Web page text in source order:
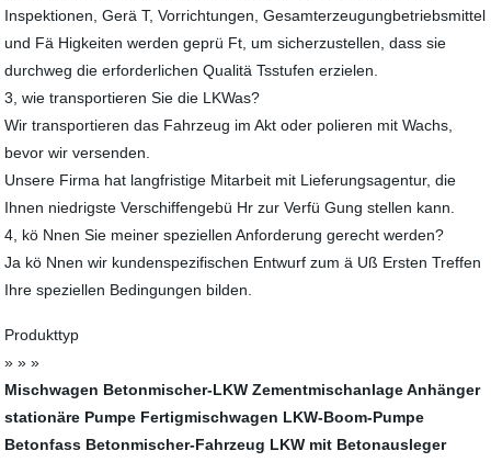
Inspektionen, Gerä T, Vorrichtungen, Gesamterzeugungbetriebsmittel
und Fä Higkeiten werden geprü Ft, um sicherzustellen, dass sie
durchweg die erforderlichen Qualitä Tsstufen erzielen.
3, wie transportieren Sie die LKWas?
Wir transportieren das Fahrzeug im Akt oder polieren mit Wachs,
bevor wir versenden.
Unsere Firma hat langfristige Mitarbeit mit Lieferungsagentur, die
Ihnen niedrigste Verschiffengebü Hr zur Verfü Gung stellen kann.
4, kö Nnen Sie meiner speziellen Anforderung gerecht werden?
Ja kö Nnen wir kundenspezifischen Entwurf zum ä Uß Ersten Treffen
Ihre speziellen Bedingungen bilden.
Produkttyp
» » »
Mischwagen Betonmischer-LKW Zementmischanlage Anhänger
stationäre Pumpe Fertigmischwagen LKW-Boom-Pumpe
Betonfass Betonmischer-Fahrzeug LKW mit Betonausleger